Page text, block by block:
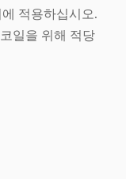
적용하십시오.
일을 위해 적당